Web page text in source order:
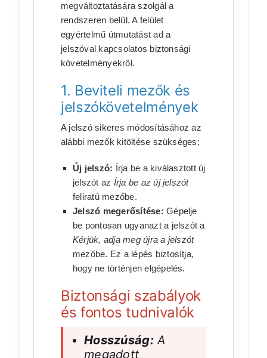
megváltoztatására szolgál a
rendszeren belül. A felület
egyértelmű útmutatást ad a
jelszóval kapcsolatos biztonsági
követelményekről.
1. Beviteli mezők és
jelszókövetelmények
A jelszó sikeres módosításához az
alábbi mezők kitöltése szükséges:
Új jelszó: Írja be a kiválasztott új
jelszót az Írja be az új jelszót
feliratú mezőbe.
Jelszó megerősítése: Gépelje
be pontosan ugyanazt a jelszót a
Kérjük, adja meg újra a jelszót
mezőbe. Ez a lépés biztosítja,
hogy ne történjen elgépelés.
Biztonsági szabályok
és fontos tudnivalók
Hosszúság:A
megadott